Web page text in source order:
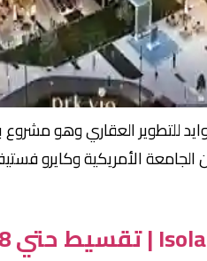
في منطقة الجولدن سكوير على بعد 5 دقائق